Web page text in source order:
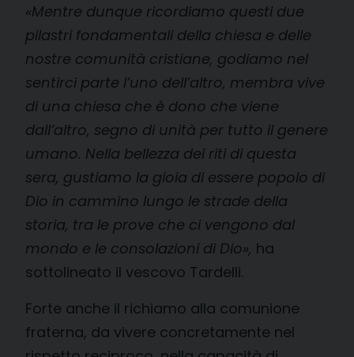
«Mentre dunque ricordiamo questi due
pilastri fondamentali della chiesa e delle
nostre comunità cristiane, godiamo nel
sentirci parte l’uno dell’altro, membra vive
di una chiesa che è dono che viene
dall’altro, segno di unità per tutto il genere
umano. Nella bellezza dei riti di questa
sera, gustiamo la gioia di essere popolo di
Dio in cammino lungo le strade della
storia, tra le prove che ci vengono dal
mondo e le consolazioni di Dio», ha
sottolineato il vescovo Tardelli.
Forte anche il richiamo alla comunione
fraterna, da vivere concretamente nel